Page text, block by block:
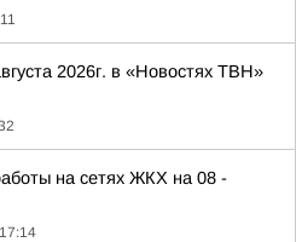
2026г. в «Новостях ТВН»
на сетях ЖКХ на 08 -